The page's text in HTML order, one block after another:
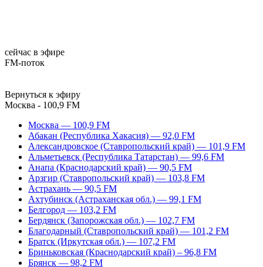
сейчас в эфире
FM-поток
Вернуться к эфиру
Москва - 100,9 FM
Москва — 100,9 FM
Абакан (Республика Хакасия) — 92,0 FM
Александровское (Ставропольский край) — 101,9 FM
Альметьевск (Республика Татарстан) — 99,6 FM
Анапа (Краснодарский край) — 90,5 FM
Арзгир (Ставропольский край) — 103,8 FM
Астрахань — 90,5 FM
Ахтубинск (Астраханская обл.) — 99,1 FM
Белгород — 103,2 FM
Бердянск (Запорожская обл.) — 102,7 FM
Благодарный (Ставропольский край) — 101,2 FM
Братск (Иркутская обл.) — 107,2 FM
Бриньковская (Краснодарский край) – 96,8 FM
Брянск — 98,2 FM